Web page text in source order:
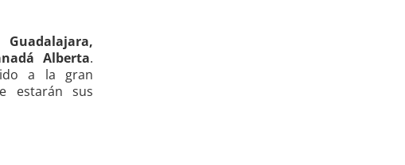
Guadalajara,
Alberta.
a la gran
estarán sus